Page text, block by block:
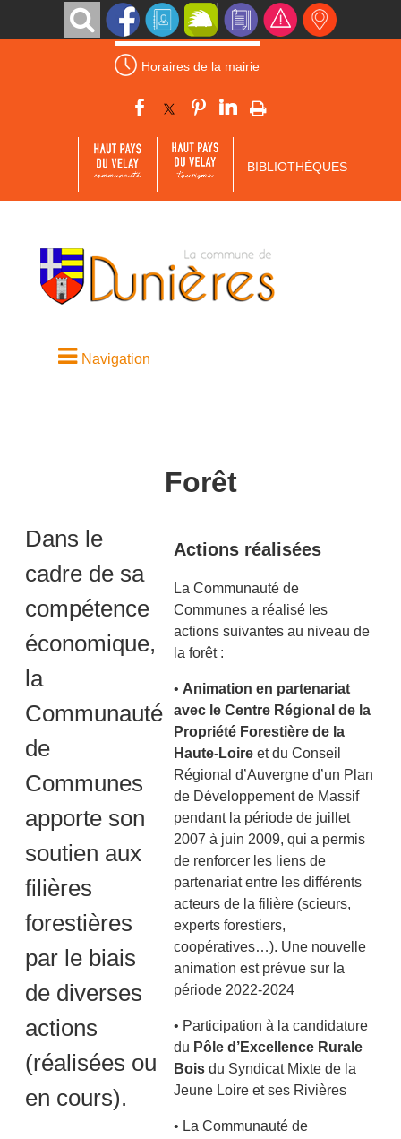
Horaires de la mairie
BIBLIOTHÈQUES
Navigation
Forêt
Dans le
cadre de sa
compétence
économique,
la
Communauté
de
Communes
apporte son
soutien aux
filières
forestières
par le biais
de diverses
actions
(réalisées ou
en cours).
Actions réalisées
La Communauté de
Communes a réalisé les
actions suivantes au niveau de
la forêt :
• Animation en partenariat
avec le Centre Régional de la
Propriété Forestière de la
Haute-Loire et du Conseil
Régional d’Auvergne d’un Plan
de Développement de Massif
pendant la période de juillet
2007 à juin 2009, qui a permis
de renforcer les liens de
partenariat entre les différents
acteurs de la filière (scieurs,
experts forestiers,
coopératives…). Une nouvelle
animation est prévue sur la
période 2022-2024
• Participation à la candidature
du Pôle d’Excellence Rurale
Bois du Syndicat Mixte de la
Jeune Loire et ses Rivières
• La Communauté de